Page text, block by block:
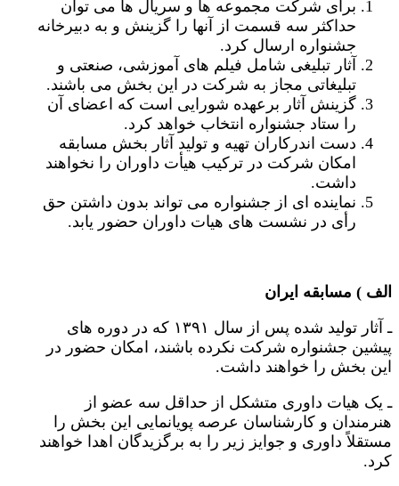
برای شرکت مجموعه ها و سریال ها می توان
حداکثر سه قسمت از آنها را گزینش و به دبیرخانه
جشنواره ارسال کرد.
آثار تبلیغی شامل فیلم های آموزشی، صنعتی و
تبلیغاتی مجاز به شرکت در این بخش می باشند.
گزینش آثار برعهده شورایی است که اعضای آن
را ستاد جشنواره انتخاب خواهد کرد.
دست اندرکاران تهیه و تولید آثار بخش مسابقه
امکان شرکت در ترکیب هیأت داوران را نخواهند
داشت.
نماینده ای از جشنواره می تواند بدون داشتن حق
رأی در نشست های هیات داوران حضور یابد.
الف ) مسابقه ایران
ـ آثار تولید شده پس از سال ۱۳۹۱ که در دوره های
پیشین جشنواره شرکت نکرده باشند، امکان حضور در
این بخش را خواهند داشت.
ـ یک هیات داوری متشکل از حداقل سه عضو از
هنرمندان و کارشناسان عرصه پویانمایی این بخش را
مستقلاً داوری و جوایز زیر را به برگزیدگان اهدا خواهند
کرد.